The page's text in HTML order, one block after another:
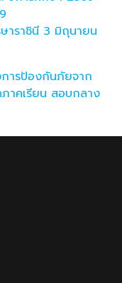
าราชินี 3 มิถุนายน
ารป้องกันภัยจาก
าคเรียน สอบกลาง